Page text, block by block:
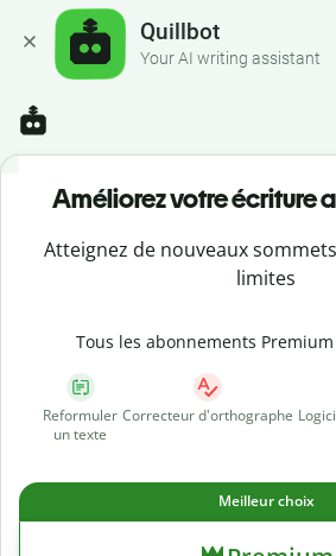
Quillbot
Your AI writing assistant
Améliorez votre écriture
Atteignez de nouveaux
limites
Tous les abonnements
Reformuler
un texte
Correcteur d'orthographe
Meilleur choix